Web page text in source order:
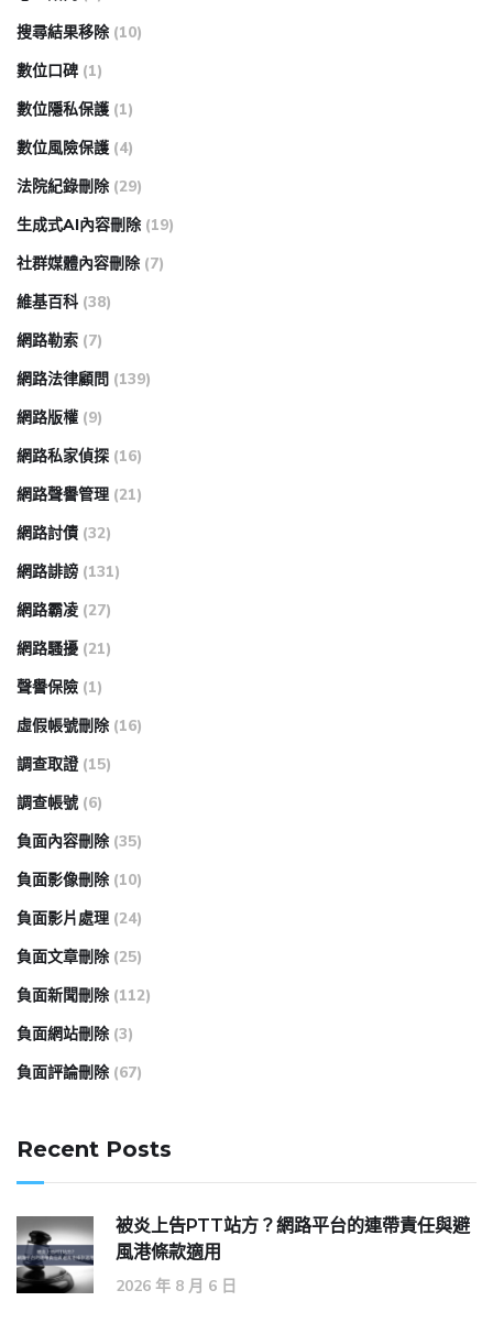
搜尋結果移除 (10)
數位口碑 (1)
數位隱私保護 (1)
數位風險保護 (4)
法院紀錄刪除 (29)
生成式AI內容刪除 (19)
社群媒體內容刪除 (7)
維基百科 (38)
網路勒索 (7)
網路法律顧問 (139)
網路版權 (9)
網路私家偵探 (16)
網路聲譽管理 (21)
網路討債 (32)
網路誹謗 (131)
網路霸凌 (27)
網路騷擾 (21)
聲譽保險 (1)
虛假帳號刪除 (16)
調查取證 (15)
調查帳號 (6)
負面內容刪除 (35)
負面影像刪除 (10)
負面影片處理 (24)
負面文章刪除 (25)
負面新聞刪除 (112)
負面網站刪除 (3)
負面評論刪除 (67)
Recent Posts
被炎上告PTT站方？網路平台的連帶責任與避
風港條款適用
2026 年 8 月 6 日